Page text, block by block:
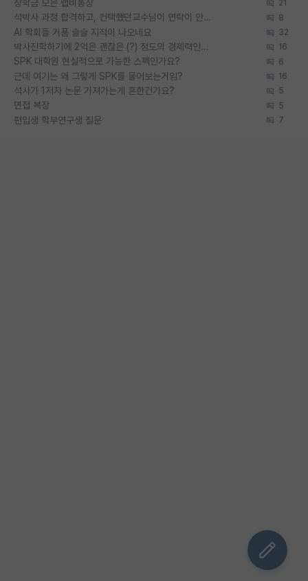
장학금 모은 랩비통장 21
석박사 과정 합격하고, 컨택했던교수님이 연락이 안됩니다... 8
AI 학회들 거품 슬슬 지적이 나오네요 32
박사진학하기에 2억은 괜찮은 (?) 정도의 경제력인가요 16
SPK 대학원 현실적으로 가능한 스펙인가요? 6
근데 여기는 왜 그렇게 SPK를 물어보는거임? 16
석사가 1저자 논문 가져가는게 흔한건가요? 5
면접 복장 5
편입생 학부연구생 질문 7